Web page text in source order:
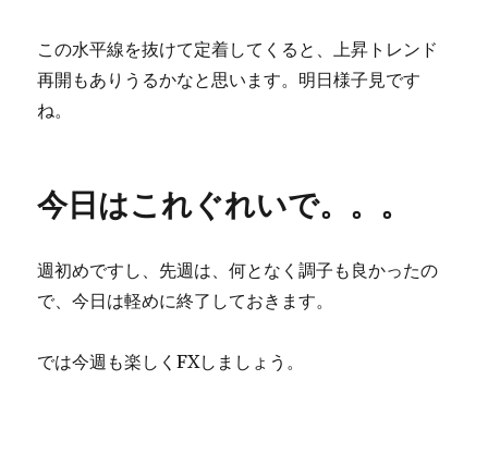
この水平線を抜けて定着してくると、上昇トレンド
再開もありうるかなと思います。明日様子見です
ね。
今日はこれぐれいで。。。
週初めですし、先週は、何となく調子も良かったの
で、今日は軽めに終了しておきます。
では今週も楽しくFXしましょう。